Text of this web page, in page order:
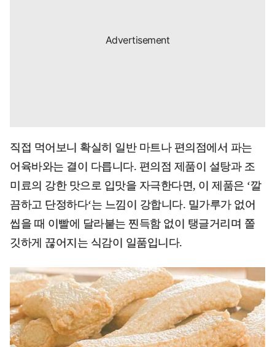
직접 먹어보니 확실히 일반 마트나 편의점에서 파는
어육바와는 결이 다릅니다. 편의점 제품이 설탕과 조
미료의 강한 맛으로 입맛을 자극한다면, 이 제품은 ‘깔
끔하고 단정하다‘는 느낌이 강합니다. 밀가루가 없어
씹을 때 이빨에 달라붙는 찐득함 없이 탱글거리며 쫄
깃하게 끊어지는 식감이 일품입니다.